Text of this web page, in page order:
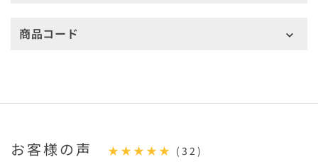
商品コード
お客様の声 ★★★★★ (32)